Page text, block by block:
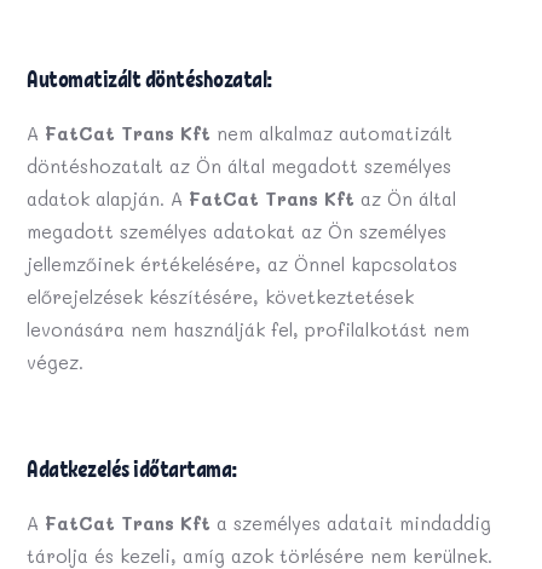
Automatizált döntéshozatal:
A FatCat Trans Kft nem alkalmaz automatizált
döntéshozatalt az Ön által megadott személyes
adatok alapján. A FatCat Trans Kft az Ön által
megadott személyes adatokat az Ön személyes
jellemzőinek értékelésére, az Önnel kapcsolatos
előrejelzések készítésére, következtetések
levonására nem használják fel, profilalkotást nem
végez.
Adatkezelés időtartama:
A FatCat Trans Kft a személyes adatait mindaddig
tárolja és kezeli, amíg azok törlésére nem kerülnek.